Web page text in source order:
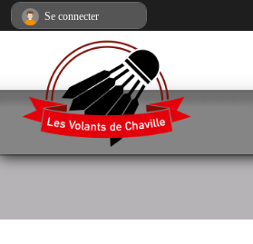
Se connecter
Panneau de gestion des cookies